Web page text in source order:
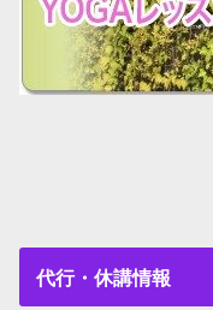
代行・休講情報